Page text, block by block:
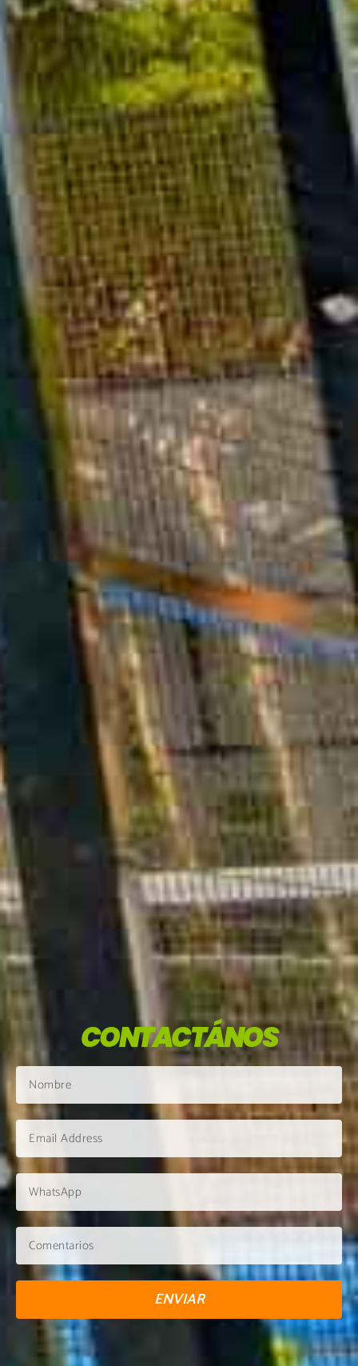
CONTACTÁNOS
ENVIAR